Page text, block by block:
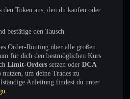
den Token aus, den du kaufen oder
bestätige den Tausch
Order-Routing über alle großen
für dich den bestmöglichen Kurs
Limit-Orders setzen oder DCA
um deine Trades zu
Anleitung findest du unter
.